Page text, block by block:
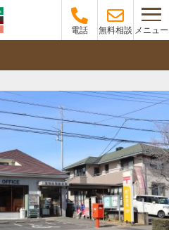
電話 無料相談 メニュー